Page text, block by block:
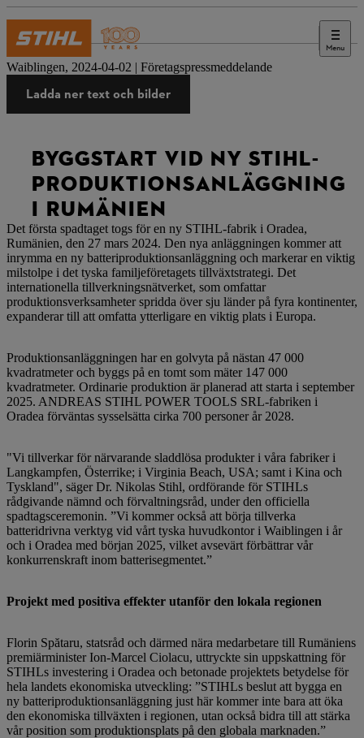
Menu
Press
Waiblingen, 2024-04-02 | Företagspressmeddelande
Ladda ner text och bilder
BYGGSTART VID NY STIHL-
PRODUKTIONSANLÄGGNING
I RUMÄNIEN
Det första spadtaget togs för en ny STIHL-fabrik i Oradea,
Rumänien, den 27 mars 2024. Den nya anläggningen kommer att
inrymma en ny batteriproduktionsanläggning och markerar en viktig
milstolpe i det tyska familjeföretagets tillväxtstrategi. Det
internationella tillverkningsnätverket, som omfattar
produktionsverksamheter spridda över sju länder på fyra kontinenter,
expanderar till att omfatta ytterligare en viktig plats i Europa.
Produktionsanläggningen har en golvyta på nästan 47 000
kvadratmeter och byggs på en tomt som mäter 147 000
kvadratmeter. Ordinarie produktion är planerad att starta i september
2025. ANDREAS STIHL POWER TOOLS SRL-fabriken i
Oradea förväntas sysselsätta cirka 700 personer år 2028.
"Vi tillverkar för närvarande sladdlösa produkter i våra fabriker i
Langkampfen, Österrike; i Virginia Beach, USA; samt i Kina och
Tyskland", säger Dr. Nikolas Stihl, ordförande för STIHLs
rådgivande nämnd och förvaltningsråd, under den officiella
spadtagsceremonin. ”Vi kommer också att börja tillverka
batteridrivna verktyg vid vårt tyska huvudkontor i Waiblingen i år
och i Oradea med början 2025, vilket avsevärt förbättrar vår
konkurrenskraft inom batterisegmentet.”
Projekt med positiva effekter utanför den lokala regionen
Florin Spătaru, statsråd och därmed nära medarbetare till Rumäniens
premiärminister Ion-Marcel Ciolacu, uttryckte sin uppskattning för
STIHLs investering i Oradea och betonade projektets betydelse för
hela landets ekonomiska utveckling: ”STIHLs beslut att bygga en
ny batteriproduktionsanläggning just här kommer inte bara att öka
den ekonomiska tillväxten i regionen, utan också bidra till att stärka
vår position som produktionsplats på den globala marknaden.”